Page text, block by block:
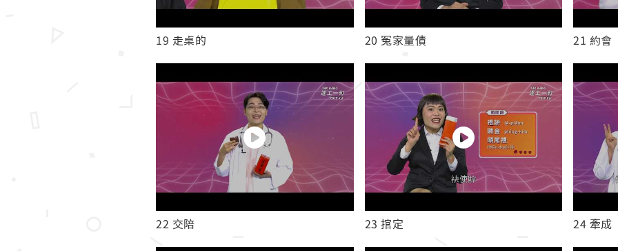
19 走桌的 20 冤家量債 21 約會
22 交陪 23 捾定 24 牽成